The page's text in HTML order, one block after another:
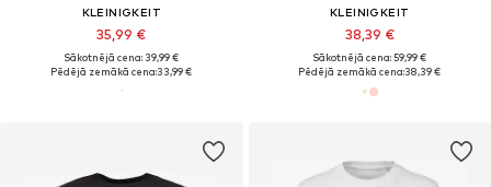
KLEINIGKEIT
35,99 €
Sākotnējā cena: 39,99 €
Pēdējā zemākā cena:33,99 €
KLEINIGKEIT
38,39 €
Sākotnējā cena: 59,99 €
Pēdējā zemākā cena:38,39 €